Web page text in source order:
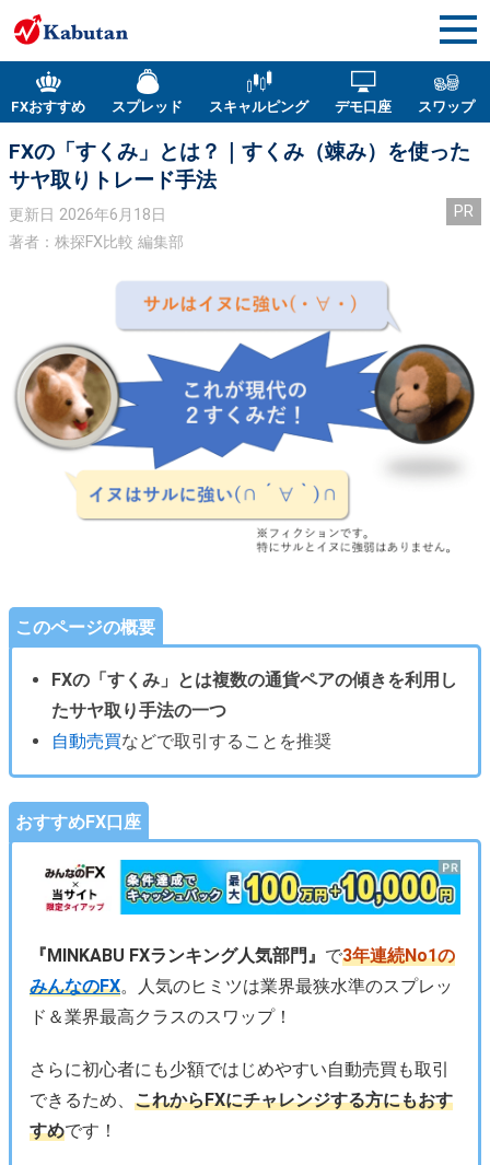
FXおすすめ スプレッド スキャルピング デモ口座 スワップ
FXの「すくみ」とは？｜すくみ（竦み）を使った
サヤ取りトレード手法
更新日 2026年6月18日
PR
著者：株探FX比較 編集部
このページの概要
FXの「すくみ」とは複数の通貨ペアの傾きを利用し
たサヤ取り手法の一つ
自動売買などで取引することを推奨
おすすめFX口座
『MINKABU FXランキング人気部門』 で3年連続No1の
みんなのFX。人気のヒミツは業界最狭水準のスプレッ
ド＆業界最高クラスのスワップ！
さらに初心者にも少額ではじめやすい自動売買も取引
できるため、 これからFXにチャレンジする方にもおす
すめです！